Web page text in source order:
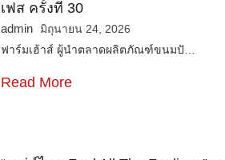
เฟส ครั้งที่ 30
admin
มิถุนายน 24, 2026
ฟาร์มเฮ้าส์ ผู้นำตลาดผลิตภัณฑ์ขนมปั…
Read More